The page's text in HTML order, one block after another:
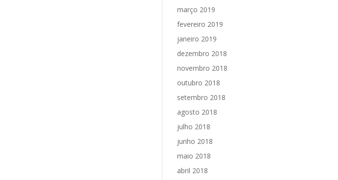
março 2019
fevereiro 2019
janeiro 2019
dezembro 2018
novembro 2018
outubro 2018
setembro 2018
agosto 2018
julho 2018
junho 2018
maio 2018
abril 2018